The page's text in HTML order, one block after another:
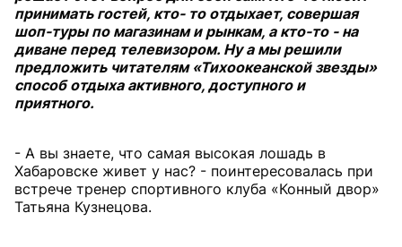
принимать гостей, кто- то отдыхает, совершая
шоп-туры по магазинам и рынкам, а кто-то - на
диване перед телевизором. Ну а мы решили
предложить читателям «Тихоокеанской звезды»
способ отдыха активного, доступного и
приятного.
- А вы знаете, что самая высокая лошадь в
Хабаровске живет у нас? - поинтересовалась при
встрече тренер спортивного клуба «Конный двор»
Татьяна Кузнецова.